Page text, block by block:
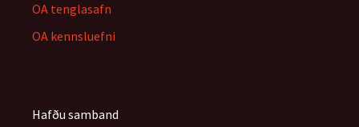
OA tenglasafn
OA kennsluefni
Hafðu samband